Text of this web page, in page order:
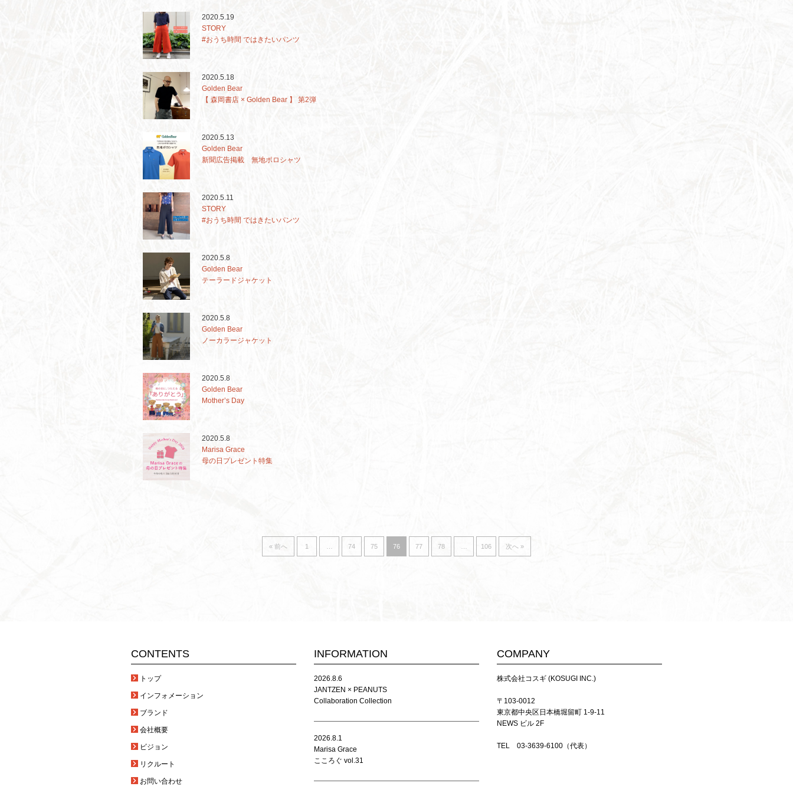
2020.5.19
STORY
#おうち時間 ではきたいパンツ
2020.5.18
Golden Bear
【 森岡書店 × Golden Bear 】 第2弾
2020.5.13
Golden Bear
新聞広告掲載 無地ポロシャツ
2020.5.11
STORY
#おうち時間 ではきたいパンツ
2020.5.8
Golden Bear
テーラードジャケット
2020.5.8
Golden Bear
ノーカラージャケット
2020.5.8
Golden Bear
Mother’s Day
2020.5.8
Marisa Grace
母の日プレゼント特集
« 前へ 1 74 75 76 77 78 106 次へ »
CONTENTS
トップ
インフォメーション
ブランド
会社概要
ビジョン
リクルート
お問い合わせ
INFORMATION
2026.8.6
JANTZEN × PEANUTS
Collaboration Collection
2026.8.1
Marisa Grace
こころぐ vol.31
COMPANY
株式会社コスギ (KOSUGI INC.)
〒103-0012
東京都中央区日本橋堀留町 1-9-11
NEWS ビル 2F
TEL 03-3639-6100（代表）